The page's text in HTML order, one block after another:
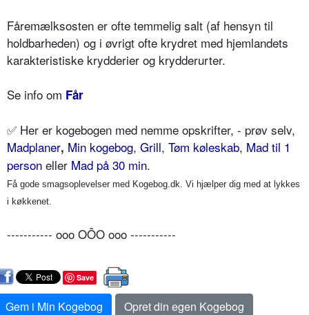
Fåremælksosten er ofte temmelig salt (af hensyn til
holdbarheden) og i øvrigt ofte krydret med hjemlandets
karakteristiske krydderier og krydderurter.
Se info om Får
✅ Her er kogebogen med nemme opskrifter, - prøv selv,
Madplaner, Min kogebog, Grill, Tøm køleskab, Mad til 1
person eller Mad på 30 min.
Få gode smagsoplevelser med Kogebog.dk. Vi hjælper dig med at lykkes
i køkkenet.
----------- ooo OÔO ooo -----------
Save
Gem i Min Kogebog
Opret din egen Kogebog